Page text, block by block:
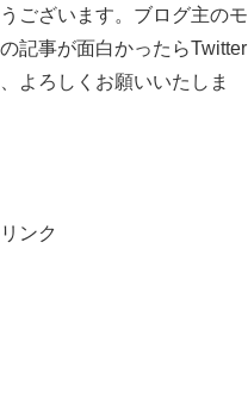
ございます。ブログ主のモ
記事が面白かったらTwitter
よろしくお願いいたしま
ンク